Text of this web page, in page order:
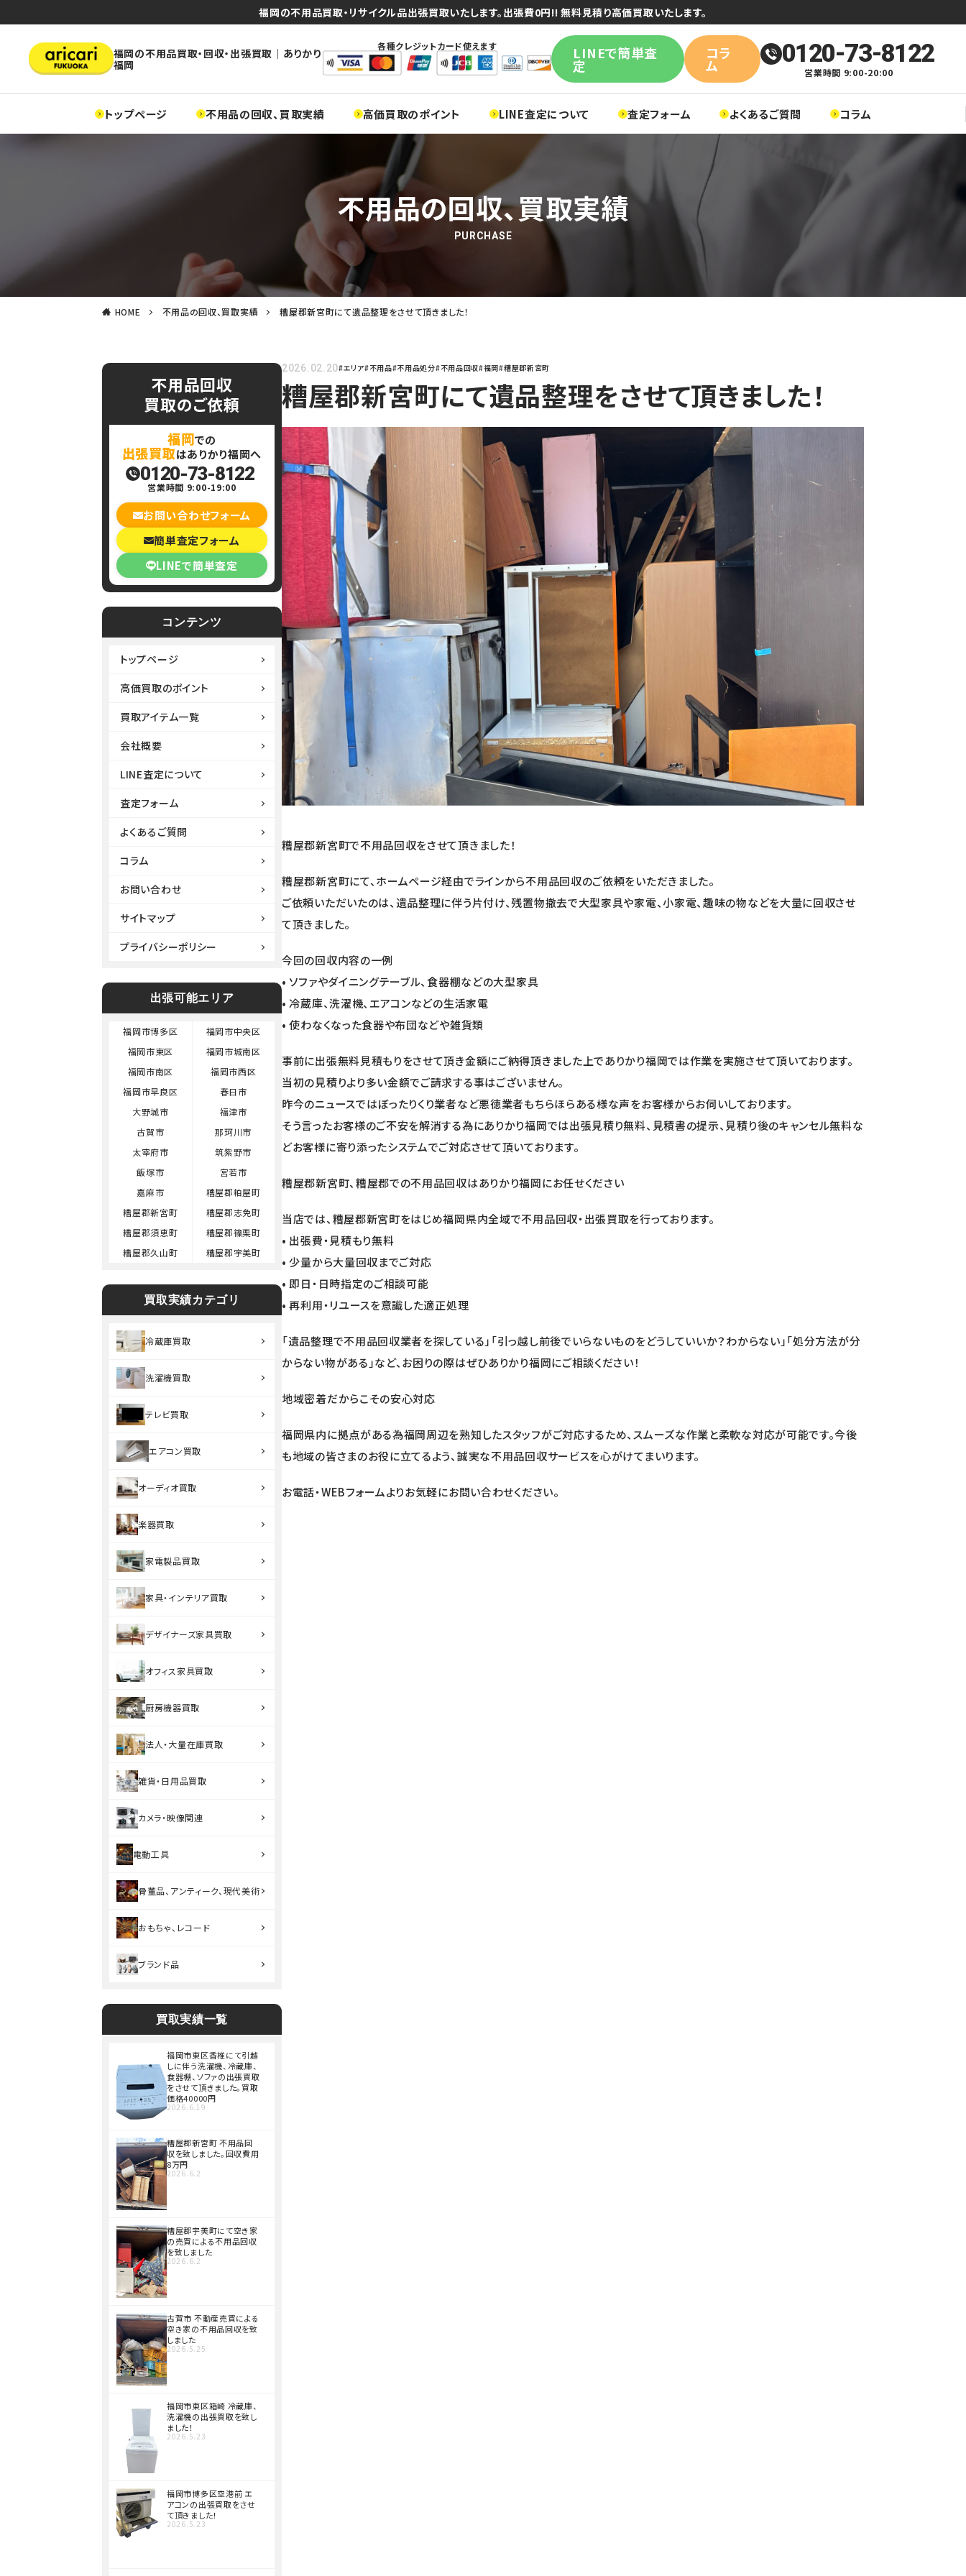
福岡の不用品買取・リサイクル品出張買取いたします。出張費0円!! 無料見積り高価買取いたします。
福岡の不用品買取・回収・出張買取｜ありかり
福岡
各種クレジットカード使えます LINEで簡単査
定
コラ
ム 0120-73-8122
営業時間 9:00-20:00
トップページ 不用品の回収、買取実績 高価買取のポイント LINE査定について 査定フォーム よくあるご質問 コラム
不用品の回収、買取実績
PURCHASE
HOME 不用品の回収、買取実績 糟屋郡新宮町にて遺品整理をさせて頂きました！
2026.02.20#エリア#不用品#不用品処分#不用品回収#福岡#糟屋郡新宮町
糟屋郡新宮町にて遺品整理をさせて頂きました！
糟屋郡新宮町で不用品回収をさせて頂きました！
糟屋郡新宮町にて、ホームページ経由でラインから不用品回収のご依頼をいただきました。
ご依頼いただいたのは、遺品整理に伴う片付け、残置物撤去で大型家具や家電、小家電、趣味の物などを大量に回収させ
て頂きました。
今回の回収内容の一例
• ソファやダイニングテーブル、食器棚などの大型家具
• 冷蔵庫、洗濯機、エアコンなどの生活家電
• 使わなくなった食器や布団などや雑貨類
事前に出張無料見積もりをさせて頂き金額にご納得頂きました上でありかり福岡では作業を実施させて頂いております。
当初の見積りより多い金額でご請求する事はございません。
昨今のニュースではぼったりくり業者など悪徳業者もちらほらある様な声をお客様からお伺いしております。
そう言ったお客様のご不安を解消する為にありかり福岡では出張見積り無料、見積書の提示、見積り後のキャンセル無料な
どお客様に寄り添ったシステムでご対応させて頂いております。
糟屋郡新宮町、糟屋郡での不用品回収はありかり福岡にお任せください
当店では、糟屋郡新宮町をはじめ福岡県内全域で不用品回収・出張買取を行っております。
• 出張費・見積もり無料
• 少量から大量回収までご対応
• 即日・日時指定のご相談可能
• 再利用・リユースを意識した適正処理
「遺品整理で不用品回収業者を探している」「引っ越し前後でいらないものをどうしていいか？わからない」「処分方法が分
からない物がある」など、お困りの際はぜひありかり福岡にご相談ください！
地域密着だからこその安心対応
福岡県内に拠点がある為福岡周辺を熟知したスタッフがご対応するため、スムーズな作業と柔軟な対応が可能です。今後
も地域の皆さまのお役に立てるよう、誠実な不用品回収サービスを心がけてまいります。
お電話・WEBフォームよりお気軽にお問い合わせください。
不用品回収
買取のご依頼
福岡での
出張買取はありかり福岡へ
0120-73-8122
営業時間 9:00-19:00
お問い合わせフォーム
簡単査定フォーム
LINEで簡単査定
コンテンツ
トップページ
高価買取のポイント
買取アイテム一覧
会社概要
LINE査定について
査定フォーム
よくあるご質問
コラム
お問い合わせ
サイトマップ
プライバシーポリシー
出張可能エリア
福岡市博多区
福岡市中央区
福岡市東区
福岡市城南区
福岡市南区
福岡市西区
福岡市早良区
春日市
大野城市
福津市
古賀市
那珂川市
太宰府市
筑紫野市
飯塚市
宮若市
嘉麻市
糟屋郡粕屋町
糟屋郡新宮町
糟屋郡志免町
糟屋郡須恵町
糟屋郡篠栗町
糟屋郡久山町
糟屋郡宇美町
買取実績カテゴリ
冷蔵庫買取
洗濯機買取
テレビ買取
エアコン買取
オーディオ買取
楽器買取
家電製品買取
家具・インテリア買取
デザイナーズ家具買取
オフィス家具買取
厨房機器買取
法人・大量在庫買取
雑貨・日用品買取
カメラ・映像関連
電動工具
骨董品、アンティーク、現代美術
おもちゃ、レコード
ブランド品
買取実績一覧
福岡市東区香椎にて引越
しに伴う洗濯機、冷蔵庫、
食器棚、ソファの出張買取
をさせて頂きました。買取
価格40000円
2026.6.19
糟屋郡新宮町 不用品回
収を致しました。回収費用
8万円
2026.6.2
糟屋郡宇美町にて空き家
の売買による不用品回収
を致しました
2026.6.2
古賀市 不動産売買による
空き家の不用品回収を致
しました
2026.5.25
福岡市東区箱崎 冷蔵庫、
洗濯機の出張買取を致し
ました！
2026.5.23
福岡市博多区空港前 エ
アコンの出張買取をさせ
て頂きました！
2026.5.23